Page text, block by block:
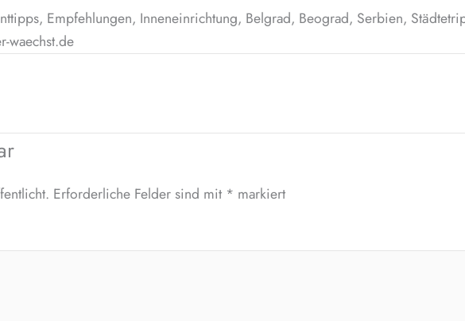
Empfehlungen, Inneneinrichtung, Belgrad, Beograd, Serbien,
waechst.de
Erforderliche Felder sind mit * markiert